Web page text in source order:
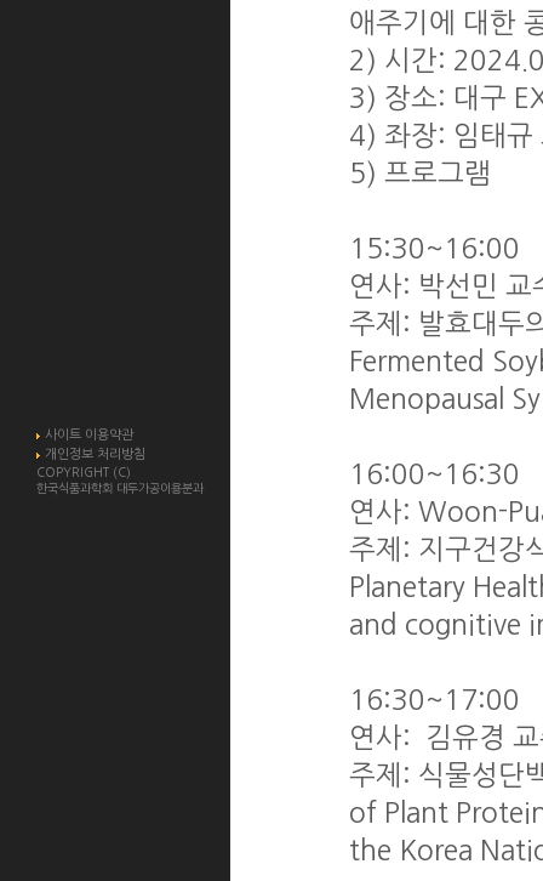
사이트 이용약관
개인정보 처리방침
COPYRIGHT (C)
한국식품과학회 대두가공이용분과
애주기에 대한
2) 시간:
3) 장소: 대구
4) 좌장: 임태규
5) 프로그램
15:30~16:00
연사: 박선민
주제: 발효대두
Fermented
Menopausal
16:00~16:30
연사: Woon-
주제: 지구건강
Planetary
and cognitive
16:30~17:00
연사: 김유경
주제: 식물성단
of Plant
the Korea